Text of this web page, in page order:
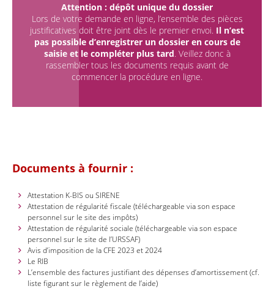
Attention : dépôt unique du dossier
Lors de votre demande en ligne, l’ensemble des pièces
justificatives doit être joint dès le premier envoi. Il n’est
pas possible d’enregistrer un dossier en cours de
saisie et le compléter plus tard. Veillez donc à
rassembler tous les documents requis avant de
commencer la procédure en ligne.
Documents à fournir :
Attestation K-BIS ou SIRENE
Attestation de régularité fiscale (téléchargeable via son espace
personnel sur le site des impôts)
Attestation de régularité sociale (téléchargeable via son espace
personnel sur le site de l’URSSAF)
Avis d’imposition de la CFE 2023 et 2024
Le RIB
L’ensemble des factures justifiant des dépenses d’amortissement (cf.
liste figurant sur le règlement de l’aide)